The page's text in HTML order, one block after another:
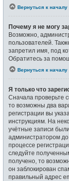
Вернуться к началу
Почему я не могу
Возможно,
пользователей.
запретил имя, под
Обратитесь за
Вернуться к началу
Я только что
Сначала проверьте
то возможны два
регистрации вы
инструкциям. На
учётные записи
администратором
процессе
следуйте
получено, то
он заблокирован
правильный адрес